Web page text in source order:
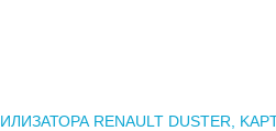
RENAULT DUSTER,